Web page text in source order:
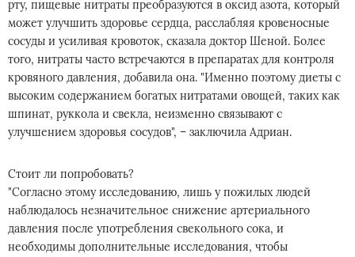
рту, пищевые нитраты преобразуются в оксид азота, который
может улучшить здоровье сердца, расслабляя кровеносные
сосуды и усиливая кровоток, сказала доктор Шеной. Более
того, нитраты часто встречаются в препаратах для контроля
кровяного давления, добавила она. "Именно поэтому диеты с
высоким содержанием богатых нитратами овощей, таких как
шпинат, руккола и свекла, неизменно связывают с
улучшением здоровья сосудов", – заключила Адриан.
Стоит ли попробовать?
"Согласно этому исследованию, лишь у пожилых людей
наблюдалось незначительное снижение артериального
давления после употребления свекольного сока, и
необходимы дополнительные исследования, чтобы